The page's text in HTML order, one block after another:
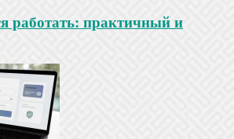
работать: практичный и